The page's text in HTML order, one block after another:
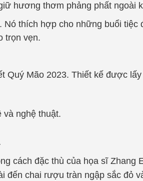
hương thơm phảng phất ngoài
thích hợp cho những buổi tiệc
trọn vẹn.
Quý Mão 2023. Thiết kế được
và nghệ thuật.
cách đặc thù của họa sĩ Zhang
đến chai rượu tràn ngập sắc đỏ